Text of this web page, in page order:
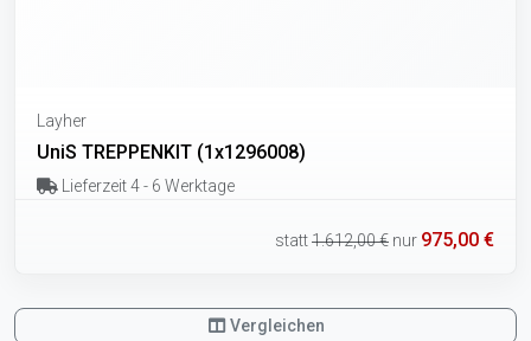
Layher
UniS TREPPENKIT (1x1296008)
Lieferzeit 4 - 6 Werktage
statt1.612,00 € nur 975,00 €
Vergleichen